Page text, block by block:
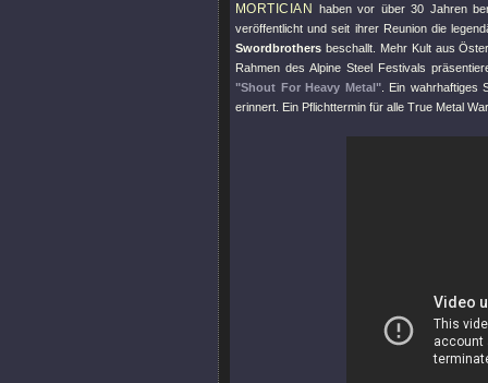
MORTICIAN
haben vor über 30 Jahren
veröffentlicht und seit ihrer Reunion die
Swordbrothers beschallt. Mehr Kult aus
Rahmen des Alpine Steel Festivals
"Shout For Heavy Metal". Ein wahrhaftiges
erinnert. Ein Pflichttermin für alle True Metal